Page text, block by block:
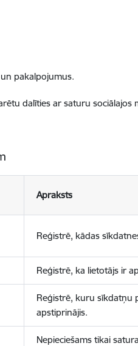
pakalpojumus.
dalīties ar saturu
Apraksts
Reģistrē, kādas
Reģistrē, ka lietotājs ir
Reģistrē, kuru sīkdatņu
apstiprinājis.
Nepieciešams tikai